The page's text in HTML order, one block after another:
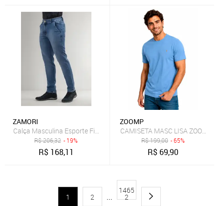
ZAMORI
Calça Masculina Esporte Fino Jeans Reforçada
R$206,32 - 19%
R$ 168,11
ZOOMP
CAMISETA MASC LISA ZOOMP
R$199,00 - 65%
R$ 69,90
1 2 ...
1465
2